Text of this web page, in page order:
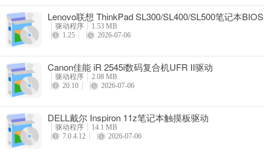
Lenovo联想 ThinkPad SL300/SL400/SL500笔记本BIOS
驱动程序
1.53 MB
1.25
2026-07-06
Canon佳能 iR 2545i数码复合机UFR II驱动
驱动程序
2.08 MB
20.10
2026-07-06
DELL戴尔 Inspiron 11z笔记本触摸板驱动
驱动程序
14.1 MB
7.0.4.12
2026-07-06